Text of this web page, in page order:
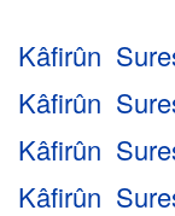
Kâfirûn
Kâfirûn
Kâfirûn
Kâfirûn